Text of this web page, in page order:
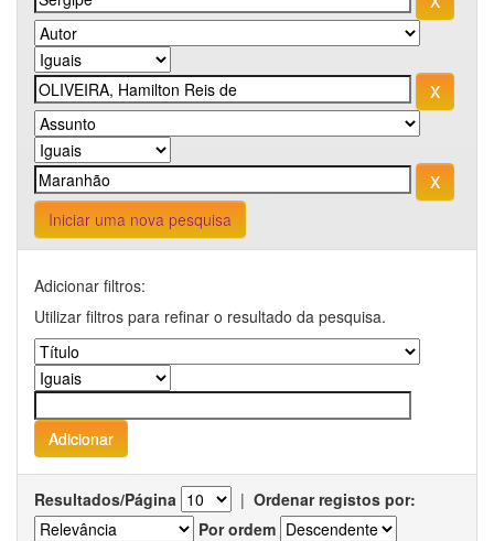
Iniciar uma nova pesquisa
Adicionar filtros:
Utilizar filtros para refinar o resultado da pesquisa.
Resultados/Página | Ordenar registos por:
Por ordem